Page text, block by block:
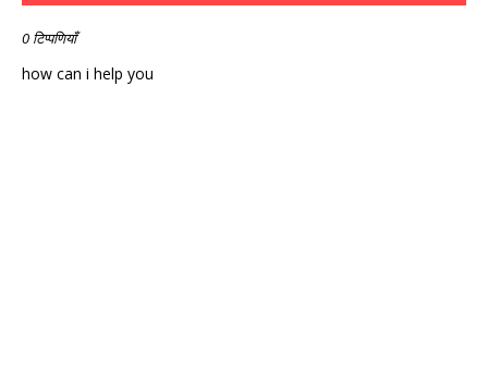
0 टिप्पणियाँ
how can i help you